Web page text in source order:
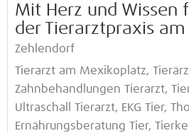
Mit Herz und Wissen
der Tierarztpraxis
Zehlendorf
Tierarzt am Mexikoplatz,
Zahnbehandlungen Tierarzt,
Ultraschall Tierarzt, EKG Tier,
Ernährungsberatung Tier,